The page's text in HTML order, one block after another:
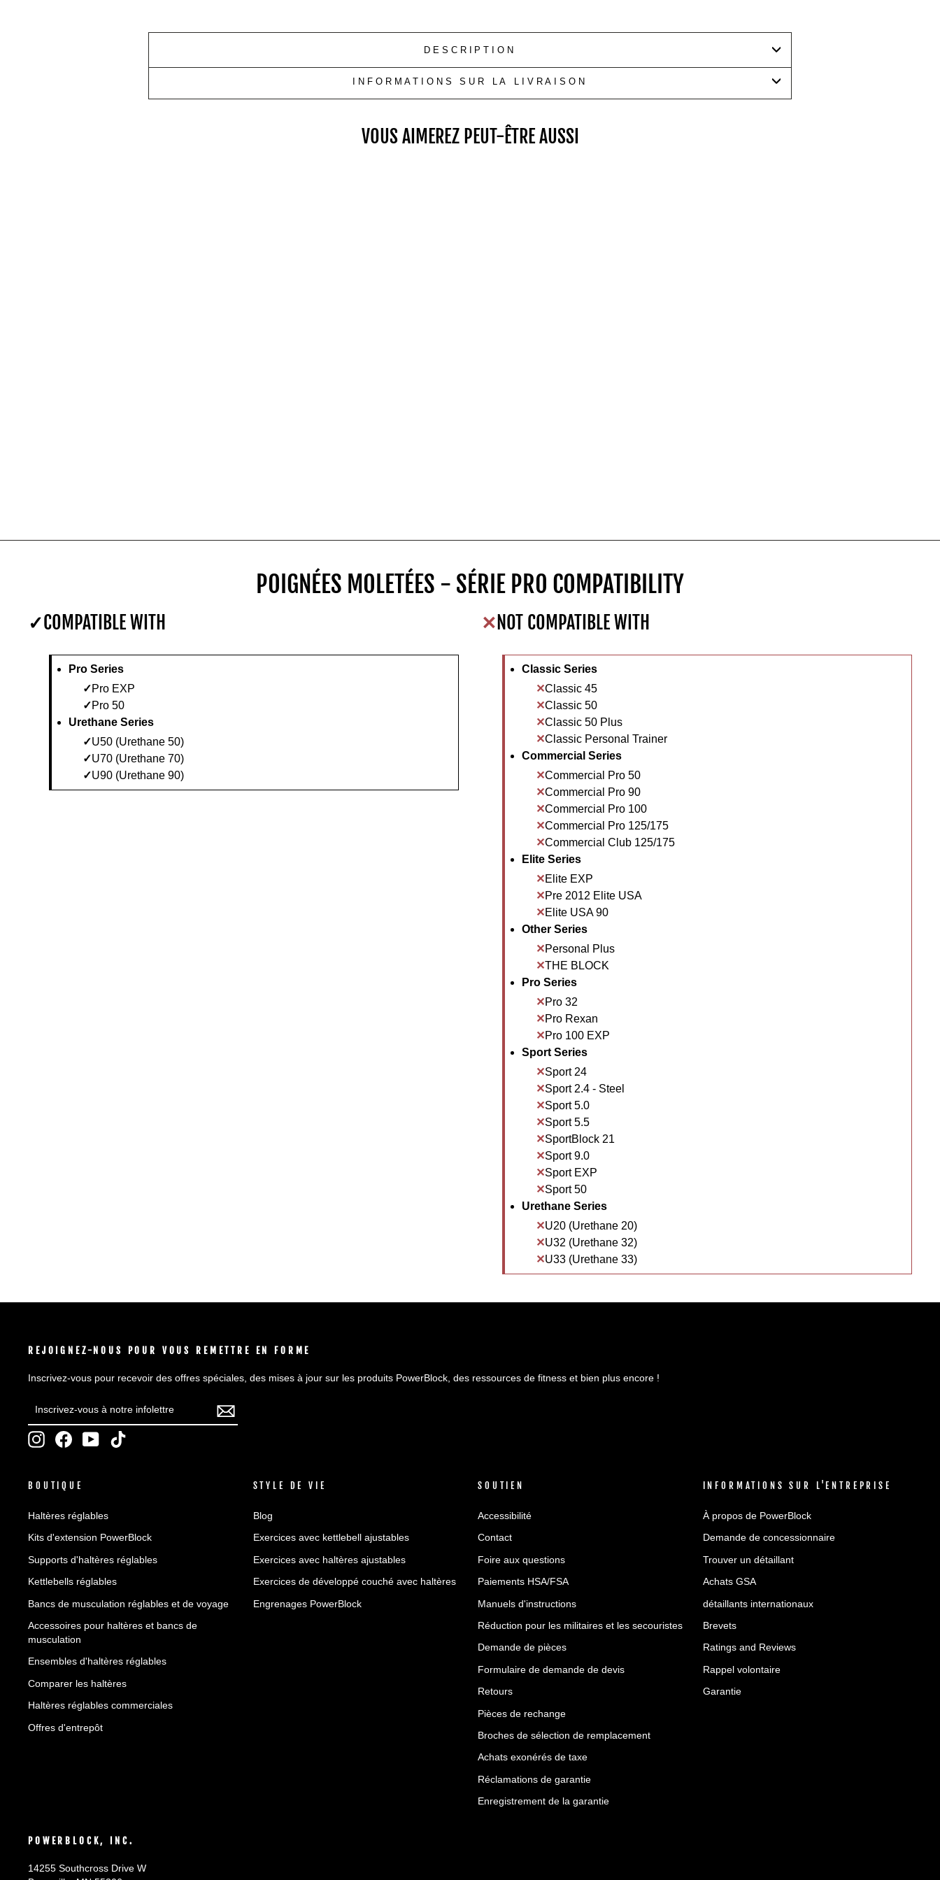
DESCRIPTION
INFORMATIONS SUR LA LIVRAISON
VOUS AIMEREZ PEUT-ÊTRE AUSSI
POIGNÉES MOLETÉES - SÉRIE PRO COMPATIBILITY
COMPATIBLE WITH
Pro Series
Pro EXP
Pro 50
Urethane Series
U50 (Urethane 50)
U70 (Urethane 70)
U90 (Urethane 90)
NOT COMPATIBLE WITH
Classic Series
Classic 45
Classic 50
Classic 50 Plus
Classic Personal Trainer
Commercial Series
Commercial Pro 50
Commercial Pro 90
Commercial Pro 100
Commercial Pro 125/175
Commercial Club 125/175
Elite Series
Elite EXP
Pre 2012 Elite USA
Elite USA 90
Other Series
Personal Plus
THE BLOCK
Pro Series
Pro 32
Pro Rexan
Pro 100 EXP
Sport Series
Sport 24
Sport 2.4 - Steel
Sport 5.0
Sport 5.5
SportBlock 21
Sport 9.0
Sport EXP
Sport 50
Urethane Series
U20 (Urethane 20)
U32 (Urethane 32)
U33 (Urethane 33)
REJOIGNEZ-NOUS POUR VOUS REMETTRE EN FORME
Inscrivez-vous pour recevoir des offres spéciales, des mises à jour sur les produits PowerBlock, des ressources de fitness et bien plus encore !
VOUS
À
NOTRE
InstagramFacebookYouTube
BOUTIQUE
Haltères réglables
Kits d'extension PowerBlock
Supports d'haltères réglables
Kettlebells réglables
Bancs de musculation réglables et de voyage
Accessoires pour haltères et bancs de
musculation
Ensembles d'haltères réglables
Comparer les haltères
Haltères réglables commerciales
Offres d'entrepôt
STYLE DE VIE
Blog
Exercices avec kettlebell ajustables
Exercices avec haltères ajustables
Exercices de développé couché avec haltères
Engrenages PowerBlock
SOUTIEN
Accessibilité
Contact
Foire aux questions
Paiements HSA/FSA
Manuels d'instructions
Réduction pour les militaires et les secouristes
Demande de pièces
Formulaire de demande de devis
Retours
Pièces de rechange
Broches de sélection de remplacement
Achats exonérés de taxe
Réclamations de garantie
Enregistrement de la garantie
INFORMATIONS SUR L'ENTREPRISE
À propos de PowerBlock
Demande de concessionnaire
Trouver un détaillant
Achats GSA
détaillants internationaux
Brevets
Ratings and Reviews
Rappel volontaire
Garantie
POWERBLOCK, INC.
14255 Southcross Drive W